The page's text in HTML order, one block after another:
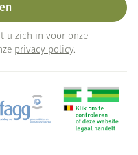
u zich in voor onze
privacy policy.